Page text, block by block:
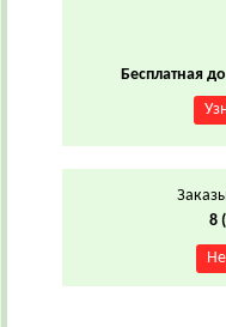
Бесплатная
8